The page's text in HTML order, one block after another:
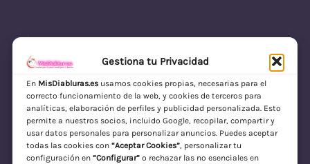
Gestiona tu Privacidad
En MisDiabluras.esusamos cookies propias, necesarias para el
correcto funcionamiento de la web, y cookies de terceros para
analíticas, elaboración de perfiles y publicidad personalizada. Esto
permite a nuestros socios, incluido Google, recopilar, compartir y
usar datos personales para personalizar anuncios. Puedes aceptar
todas las cookies con “Aceptar Cookies”, personalizar tu
configuración en “Configurar”o rechazar las no esenciales en
MisDiabluras | Sexshop Online con Envío
Discreto en España
Acceder